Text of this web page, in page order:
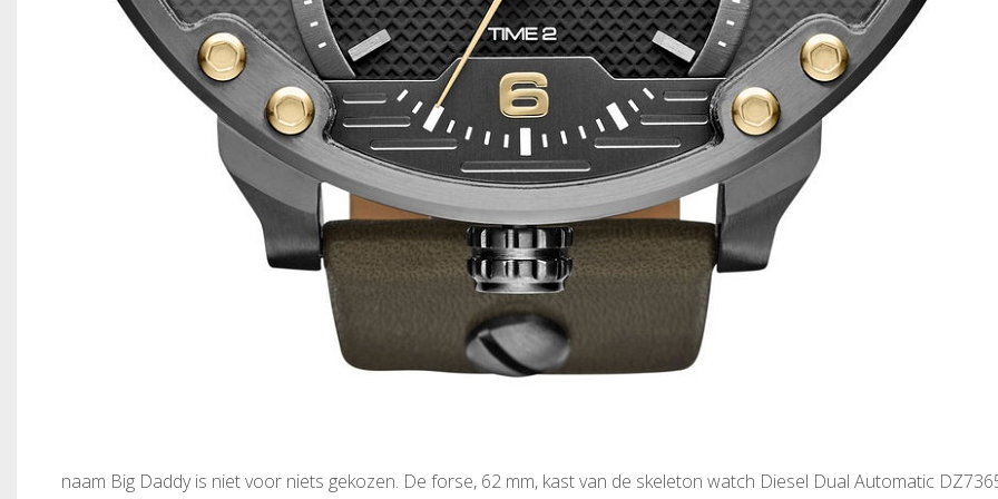
naam Big Daddy is niet voor niets gekozen. De forse, 62 mm, kast van de skeleton watch Diesel Dual Automatic